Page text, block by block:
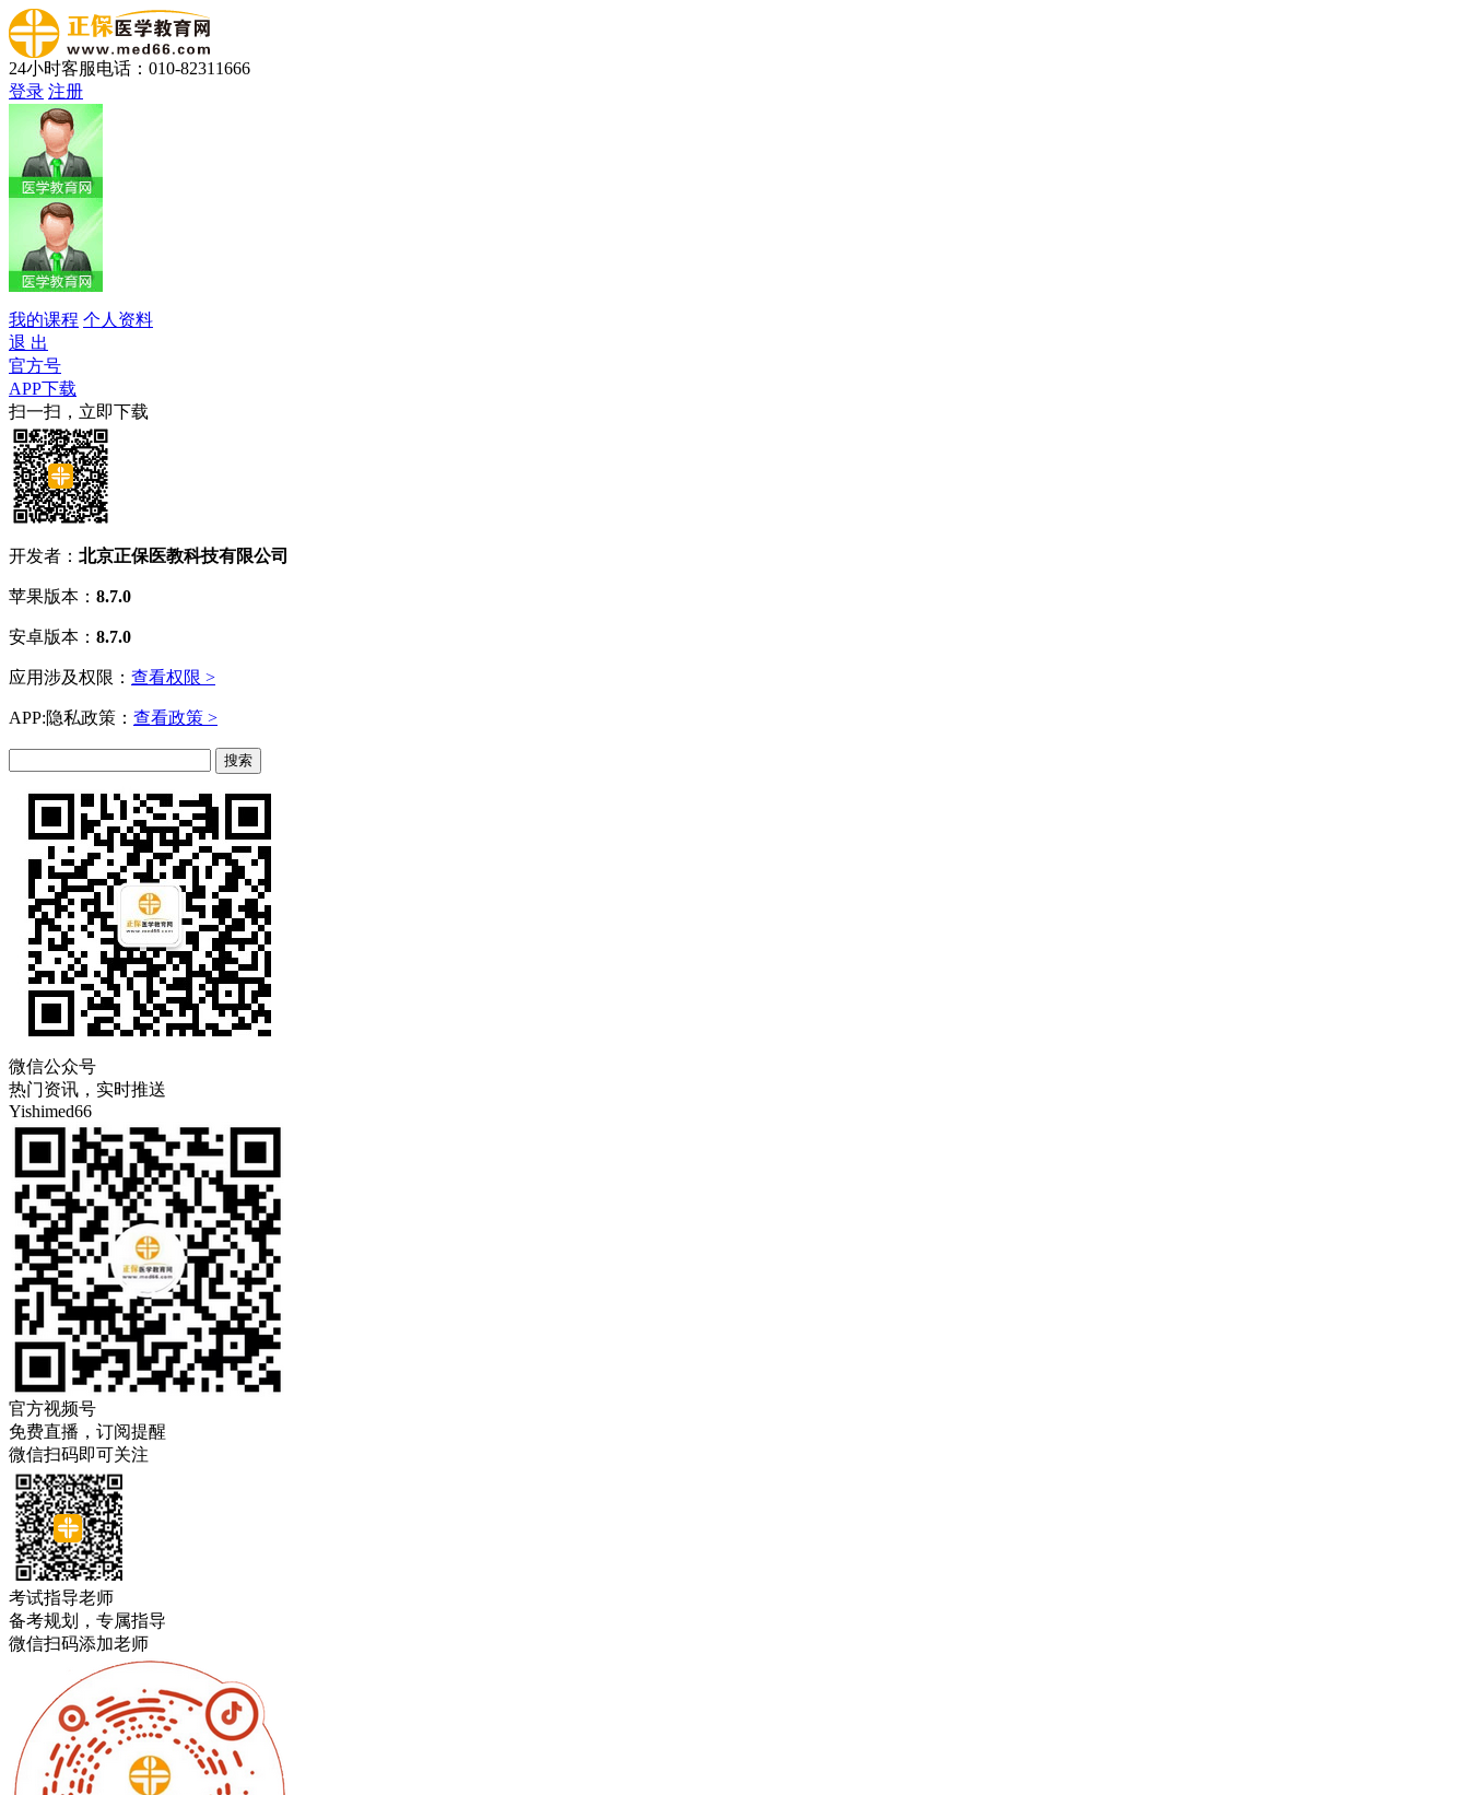
24小时客服电话：010-82311666
登录 注册
我的课程 个人资料
退 出
官方号
APP下载
扫一扫，立即下载
开发者： 北京正保医教科技有限公司
苹果版本： 8.7.0
安卓版本： 8.7.0
应用涉及权限： 查看权限 >
APP:隐私政策： 查看政策 >
微信公众号
热门资讯，实时推送
Yishimed66
官方视频号
免费直播，订阅提醒
微信扫码即可关注
考试指导老师
备考规划，专属指导
微信扫码添加老师